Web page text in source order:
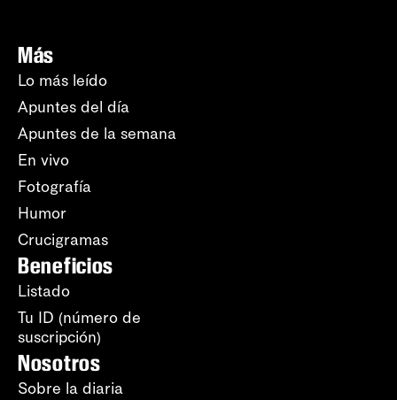
Más
Lo más leído
Apuntes del día
Apuntes de la semana
En vivo
Fotografía
Humor
Crucigramas
Beneficios
Listado
Tu ID (número de
suscripción)
Nosotros
Sobre la diaria